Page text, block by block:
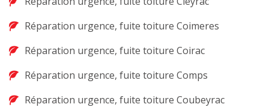
Réparation urgence, fuite toiture Coimeres
Réparation urgence, fuite toiture Coirac
Réparation urgence, fuite toiture Comps
Réparation urgence, fuite toiture Coubeyrac